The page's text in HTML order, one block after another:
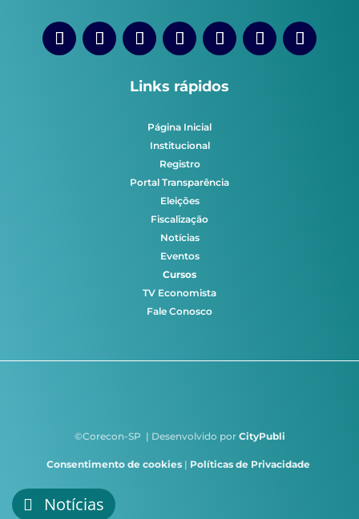
Links rápidos
Página Inicial
Institucional
Registro
Portal Transparência
Eleições
Fiscalização
Notícias
Eventos
Cursos
TV Economista
Fale Conosco
©Corecon-SP | Desenvolvido por CityPubli
Consentimento de cookies | Políticas de Privacidade
Notícias